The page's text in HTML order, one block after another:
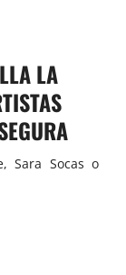
LA
Sara Socas o